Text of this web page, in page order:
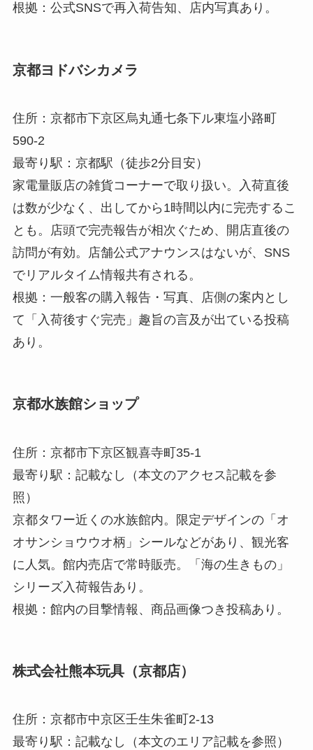
根拠：公式SNSで再入荷告知、店内写真あり。
京都ヨドバシカメラ
住所：京都市下京区烏丸通七条下ル東塩小路町
590-2
最寄り駅：京都駅（徒歩2分目安）
家電量販店の雑貨コーナーで取り扱い。入荷直後
は数が少なく、出してから1時間以内に完売するこ
とも。店頭で完売報告が相次ぐため、開店直後の
訪問が有効。店舗公式アナウンスはないが、SNS
でリアルタイム情報共有される。
根拠：一般客の購入報告・写真、店側の案内とし
て「入荷後すぐ完売」趣旨の言及が出ている投稿
あり。
京都水族館ショップ
住所：京都市下京区観喜寺町35-1
最寄り駅：記載なし（本文のアクセス記載を参
照）
京都タワー近くの水族館内。限定デザインの「オ
オサンショウウオ柄」シールなどがあり、観光客
に人気。館内売店で常時販売。「海の生きもの」
シリーズ入荷報告あり。
根拠：館内の目撃情報、商品画像つき投稿あり。
株式会社熊本玩具（京都店）
住所：京都市中京区壬生朱雀町2-13
最寄り駅：記載なし（本文のエリア記載を参照）